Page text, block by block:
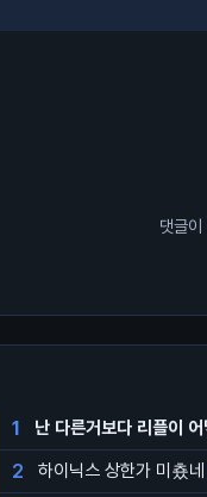
댓글
1 난 다른거보다 리플이
2 하이닉스 상한가 미춌네